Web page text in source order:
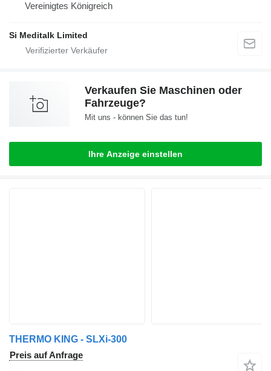
Vereinigtes Königreich
Si Meditalk Limited
Verkaufen Sie Maschinen oder
Fahrzeuge?
Mit uns - können Sie das tun!
Ihre Anzeige einstellen
THERMO KING - SLXi-300
Preis auf Anfrage